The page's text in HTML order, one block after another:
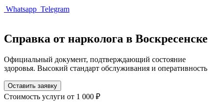
Whatsapp Telegram
Справка от нарколога в Воскресенске
Официальный документ, подтверждающий состояние
здоровья. Высокий стандарт обслуживания и оперативность
Оставить заявку
Стоимость услуги от 1 000 ₽